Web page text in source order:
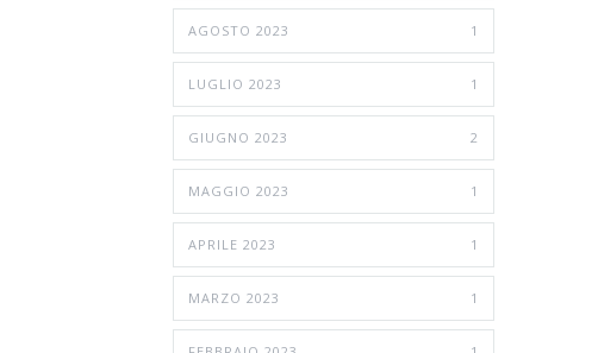
AGOSTO 2023 1
LUGLIO 2023 1
GIUGNO 2023 2
MAGGIO 2023 1
APRILE 2023 1
MARZO 2023 1